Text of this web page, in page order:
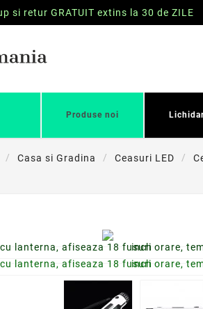
si retur GRATUIT extins la 30 de ZILE
Produse noi
Casa si Gradina Ceasuri LED